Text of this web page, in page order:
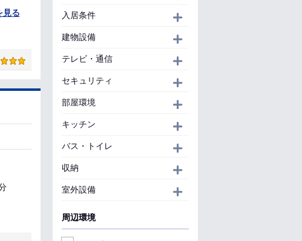
見る 入居条件
建物設備
テレビ・通信
セキュリティ
部屋環境
キッチン
バス・トイレ
収納
室外設備
周辺環境